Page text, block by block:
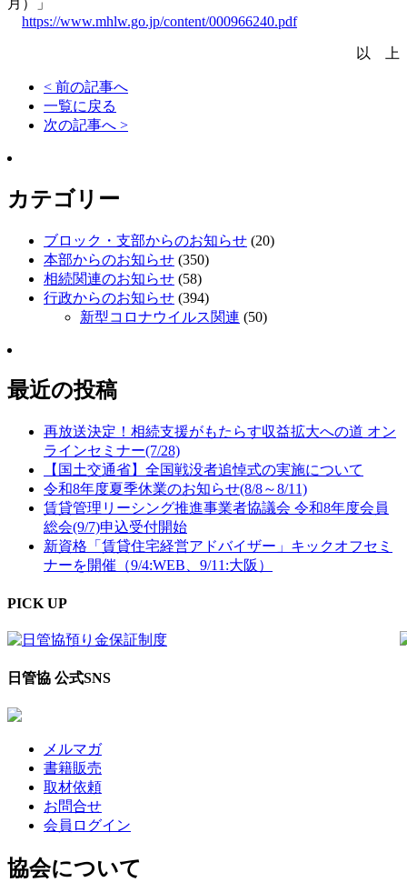
https://www.mhlw.go.jp/content/000966240.pdf
以 上
< 前の記事へ
一覧に戻る
次の記事へ >
カテゴリー
ブロック・支部からのお知らせ (20)
本部からのお知らせ (350)
相続関連のお知らせ (58)
行政からのお知らせ (394)
新型コロナウイルス関連 (50)
最近の投稿
再放送決定！相続支援がもたらす収益拡大への道 オン
ラインセミナー(7/28)
【国土交通省】全国戦没者追悼式の実施について
令和8年度夏季休業のお知らせ(8/8～8/11)
賃貸管理リーシング推進事業者協議会 令和8年度会員
総会(9/7)申込受付開始
新資格「賃貸住宅経営アドバイザー」キックオフセミ
ナーを開催（9/4:WEB、9/11:大阪）
PICK UP
日管協 公式SNS
メルマガ
書籍販売
取材依頼
お問合せ
会員ログイン
協会について